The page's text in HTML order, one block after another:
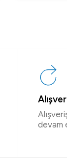
devam